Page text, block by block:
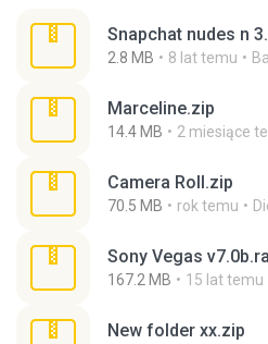
Snapchat nudes n
2.8 MB 8 lat temu
Marceline.zip
14.4 MB 2 miesiące
Camera Roll.zip
70.5 MB rok temu
Sony Vegas
167.2 MB 15 lat temu
New folder xx.zip